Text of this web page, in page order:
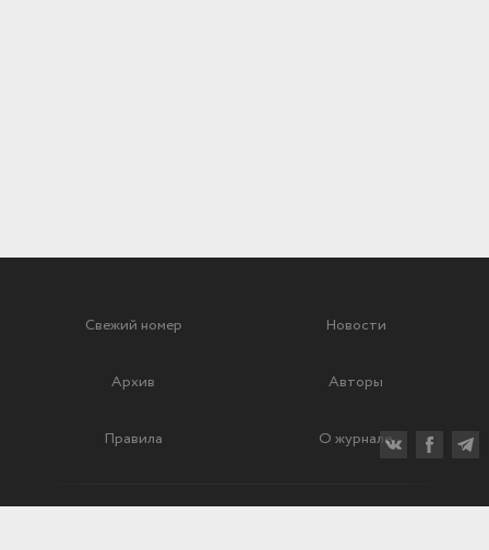
Свежий номер Новости
Архив Авторы
Правила О журнале